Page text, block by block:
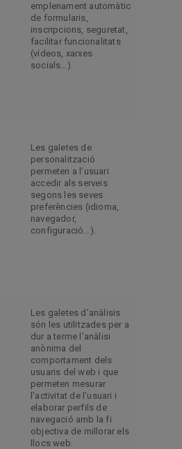
emplenament automàtic
de formularis,
inscripcions, seguretat,
facilitar funcionalitats
(vídeos, xarxes
socials…).
Les galetes de
personalització
permeten a l’usuari
accedir als serveis
segons les seves
preferències (idioma,
navegador,
configuració…).
Les galetes d’anàlisis
són les utilitzades per a
dur a terme l’anàlisi
anònima del
comportament dels
usuaris del web i que
permeten mesurar
l’activitat de l’usuari i
elaborar perfils de
navegació amb la fi
objectiva de millorar els
llocs web.